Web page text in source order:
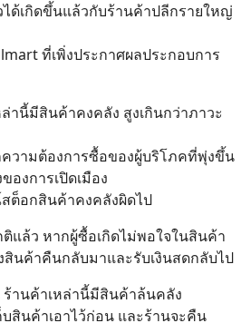
ด้เกิดขึ้นแล้วกับร้านค้าปลีกรายใหญ่
ที่เพิ่งประกาศผลประกอบการ
านี้มีสินค้าคงคลัง สูงเกินกว่าภาวะ
วามต้องการซื้อของผู้บริโภคที่พุ่งขึ้น
องการเปิดเมือง
ต็อกสินค้าคงคลังผิดไป
แล้ว หากผู้ซื้อเกิดไม่พอใจในสินค้า
นค้าคืนกลับมาและรับเงินสดกลับไป
านค้าเหล่านี้มีสินค้าล้นคลัง
สินค้าเอาไว้ก่อน และร้านจะคืน